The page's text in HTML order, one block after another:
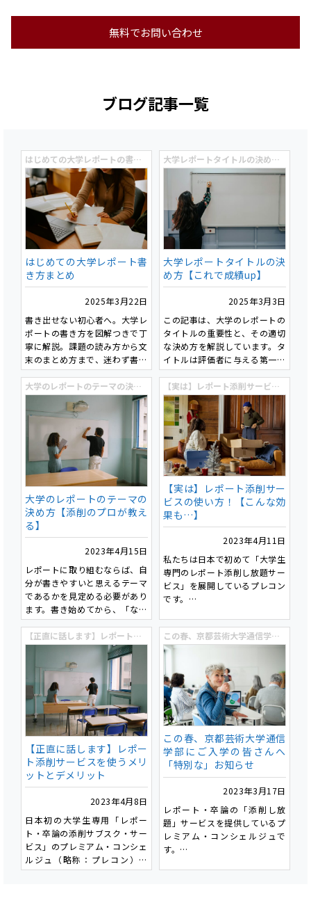
無料でお問い合わせ
ブログ記事一覧
はじめての大学レポートの書き方入門
はじめての大学レポート書
き方まとめ
2025年3月22日
書き出せない初心者へ。大学レ
ポートの書き方を図解つきで丁
寧に解説。課題の読み方から文
末のまとめ方まで、迷わず書け
る入門記事です。
大学レポートタイトルの決め方【これで成績up】
大学レポートタイトルの決
め方【これで成績up】
2025年3月3日
この記事は、大学のレポートの
タイトルの重要性と、その適切
な決め方を解説しています。タ
イトルは評価者に与える第一印
象を決定し、適切なものを設定
することで成績向上につながり
ます。具体性・簡潔さ・キーワ
ードの活用が重要であり、実践
的なタイトル作成の3ステップ
が紹介されています。また、タ
イトルの最終チェックポイント
を提示し、曖昧な表現の回避や
文字数の適切な調整が推奨され
ています。
大学のレポートのテーマの決め方【添削のプロが教える】
大学のレポートのテーマの
決め方【添削のプロが教え
る】
2023年4月15日
レポートに取り組むならば、自
分が書きやすいと思えるテーマ
であるかを見定める必要があり
ます。書き始めてから、「なん
でこのテーマにしちゃったん
だ」と後悔しないためにも、テ
ーマ決めは非常に重要です。
私たちが添削をさせて頂くお客
様にも最初の指導は「テーマ」
であることが多いです。
これは一度決めた「テーマ」で
書き始めると、「テーマ」がそ
の後の文章を決定づけてしま
す。
では、書きやすいテーマとはど
的に幾つかのパターンを見てみ
ましょう。
【実は】レポート添削サービスの使い方！【こんな効果も…】
【実は】レポート添削サー
ビスの使い方！【こんな効
果も…】
2023年4月11日
私たちは日本で初めて「大学生
専門のレポート添削し放題サー
ビス」を展開しているプレコン
です。
今回は、私たちがどのように添
削を行い、お客さまがどのよう
にそれを活用頂けるのか、とい
うことを簡単にお伝えしたいと
思います。
そしてその中で、「なぜChat
GPTが使われだした今、レポー
ト添削サービスなのか？」とい
うこともお伝えしたいと思いま
す。
【正直に話します】レポート添削サービスを使うメリット・デメリット
【正直に話します】レポー
ト添削サービスを使うメリ
ットとデメリット
2023年4月8日
日本初の大学生専用「レポー
ト・卒論の添削サブスク・サー
ビス」のプレミアム・コンシェ
ルジュ（略称：プレコン）で
す。
この春、京都芸術大学通信学部にご入学の皆さんへ「特別な」お知らせ
この春、京都芸術大学通信
学部にご入学の皆さんへ
「特別な」お知らせ
2023年3月17日
レポート・卒論の「添削し放
題」サービスを提供しているプ
レミアム・コンシェルジュで
す。